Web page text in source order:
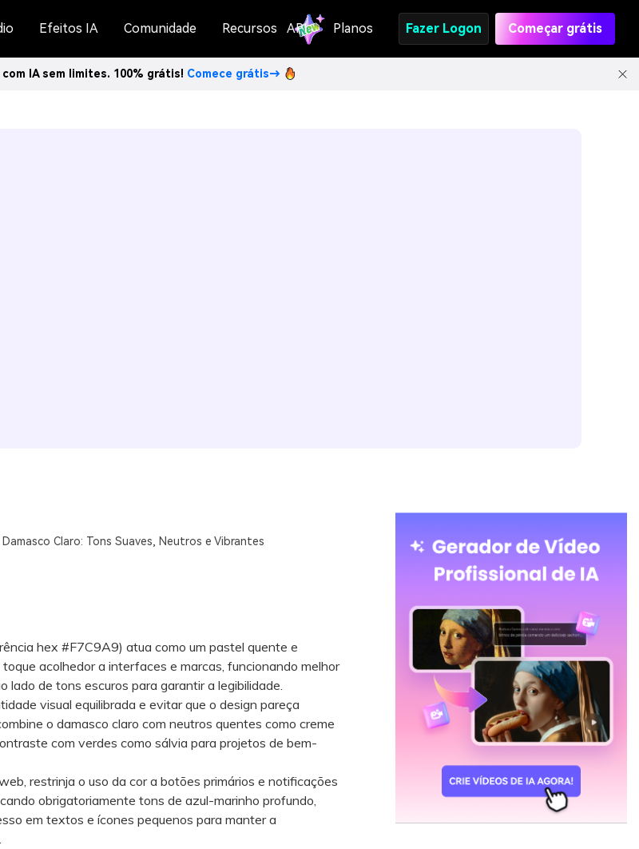
Efeitos IA Comunidade Recursos API Planos Fazer Logon Começar grátis
IA sem limites. 100% grátis! Comece grátis→
Claro: Tons Suaves, Neutros e Vibrantes
hex #F7C9A9) atua como um pastel quente e
acolhedor a interfaces e marcas, funcionando melhor
lado de tons escuros para garantir a legibilidade.
visual equilibrada e evitar que o design pareça
o damasco claro com neutros quentes como creme
com verdes como sálvia para projetos de bem-
restrinja o uso da cor a botões primários e notificações
obrigatoriamente tons de azul-marinho profundo,
em textos e ícones pequenos para manter a